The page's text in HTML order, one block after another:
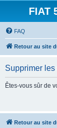
FIAT
FAQ
Retour au site
Supprimer
Êtes-vous sûr de
Retour au site